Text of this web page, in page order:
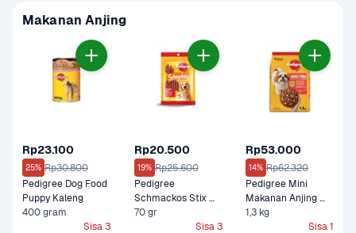
Makanan Anjing
Rp23.100
25% Rp30.800
Pedigree Dog Food
Puppy Kaleng
400 gram
Sisa 3
Rp20.500
19% Rp25.600
Pedigree
Schmackos Stix
Snack Anjing Rasa
Sapi Panggang
70 gr
Sisa 3
Rp53.000
14% Rp62.320
Pedigree Mini
Makanan Anjing
Kering Daging Sapi,
Domba & Sayur
1,3 kg
Sisa 1